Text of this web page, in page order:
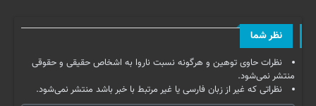
نظر شما
نظرات حاوی توهین و هرگونه نسبت ناروا به اشخاص حقیقی و حقوقی
منتشر نمی‌شود.
نظراتی که غیر از زبان فارسی یا غیر مرتبط با خبر باشد منتشر نمی‌شود.